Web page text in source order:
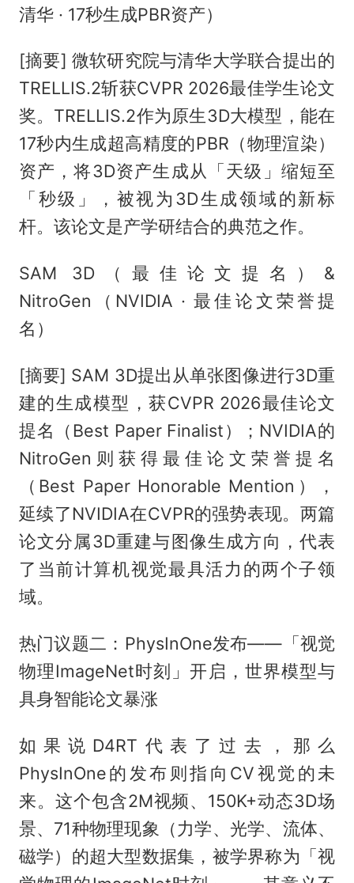
清华 · 17秒生成PBR资产）
[摘要] 微软研究院与清华大学联合提出的
TRELLIS.2斩获CVPR 2026最佳学生论文
奖。TRELLIS.2作为原生3D大模型，能在
17秒内生成超高精度的PBR（物理渲染）
资产，将3D资产生成从「天级」缩短至
「秒级」，被视为3D生成领域的新标
杆。该论文是产学研结合的典范之作。
SAM 3D（最佳论文提名）&
NitroGen（NVIDIA · 最佳论文荣誉提
名）
[摘要] SAM 3D提出从单张图像进行3D重
建的生成模型，获CVPR 2026最佳论文
提名（Best Paper Finalist）；NVIDIA的
NitroGen则获得最佳论文荣誉提名
（Best Paper Honorable Mention），
延续了NVIDIA在CVPR的强势表现。两篇
论文分属3D重建与图像生成方向，代表
了当前计算机视觉最具活力的两个子领
域。
热门议题二：PhysInOne发布——「视觉
物理ImageNet时刻」开启，世界模型与
具身智能论文暴涨
如果说D4RT代表了过去，那么
PhysInOne的发布则指向CV视觉的未
来。这个包含2M视频、150K+动态3D场
景、71种物理现象（力学、光学、流体、
磁学）的超大型数据集，被学界称为「视